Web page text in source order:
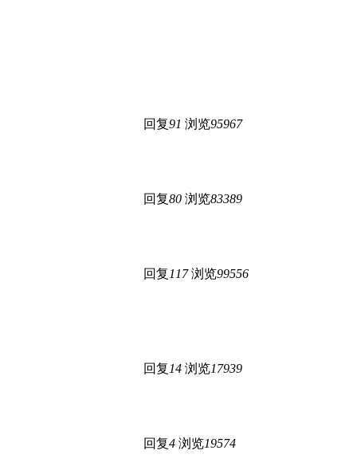
回复91 浏览95967
回复80 浏览83389
回复117 浏览99556
回复14 浏览17939
回复4 浏览19574